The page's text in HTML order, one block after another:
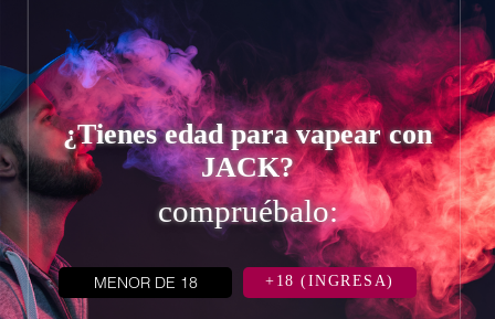
¿Tienes edad para vapear con
JACK?
compruébalo:
MENOR DE 18 +18 (INGRESA)
